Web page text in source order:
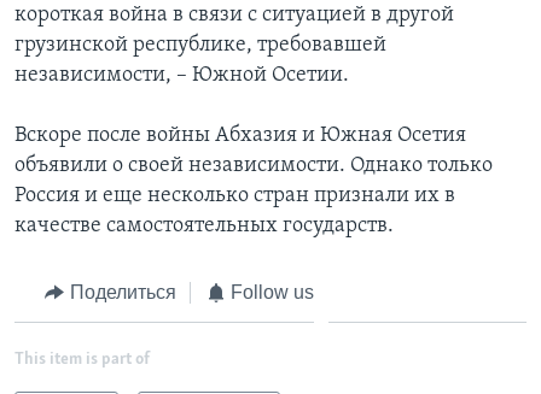
короткая война в связи с ситуацией в другой
грузинской республике, требовавшей
независимости, – Южной Осетии.
Вскоре после войны Абхазия и Южная Осетия
объявили о своей независимости. Однако только
Россия и еще несколько стран признали их в
качестве самостоятельных государств.
Поделиться Follow us
This item is part of